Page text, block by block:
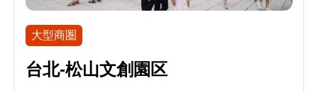
大型商圏
台北-松山文創園区